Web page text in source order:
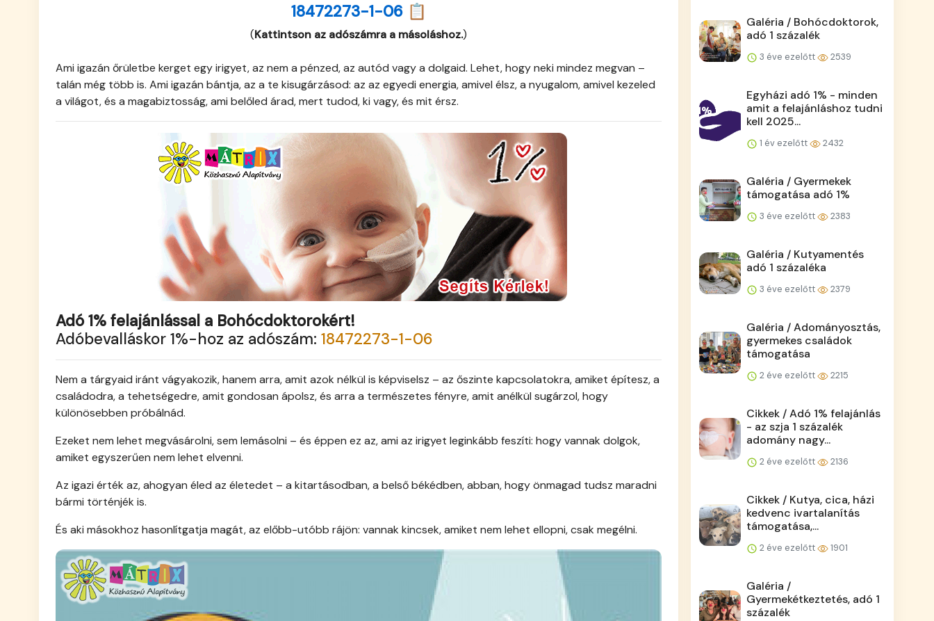
18472273-1-06 📋
(Kattintson az adószámra a másoláshoz.)
Ami igazán őrületbe kerget egy irigyet, az nem a pénzed, az autód vagy a dolgaid. Lehet, hogy neki mindez megvan –
talán még több is. Ami igazán bántja, az a te kisugárzásod: az az egyedi energia, amivel élsz, a nyugalom, amivel kezeled
a világot, és a magabiztosság, ami belőled árad, mert tudod, ki vagy, és mit érsz.
Adó 1% felajánlással a Bohócdoktorokért!
Adóbevalláskor 1%-hoz az adószám: 18472273-1-06
Nem a tárgyaid iránt vágyakozik, hanem arra, amit azok nélkül is képviselsz – az őszinte kapcsolatokra, amiket építesz, a
családodra, a tehetségedre, amit gondosan ápolsz, és arra a természetes fényre, amit anélkül sugárzol, hogy
különösebben próbálnád.
Ezeket nem lehet megvásárolni, sem lemásolni – és éppen ez az, ami az irigyet leginkább feszíti: hogy vannak dolgok,
amiket egyszerűen nem lehet elvenni.
Az igazi érték az, ahogyan éled az életedet – a kitartásodban, a belső békédben, abban, hogy önmagad tudsz maradni
bármi történjék is.
És aki másokhoz hasonlítgatja magát, az előbb-utóbb rájön: vannak kincsek, amiket nem lehet ellopni, csak megélni.
Galéria / Bohócdoktorok,
adó 1 százalék
3 éve ezelőtt 2539
Egyházi adó 1% - minden
amit a felajánláshoz tudni
kell 2025...
1 év ezelőtt 2432
Galéria / Gyermekek
támogatása adó 1%
3 éve ezelőtt 2383
Galéria / Kutyamentés
adó 1 százaléka
3 éve ezelőtt 2379
Galéria / Adományosztás,
gyermekes családok
támogatása
2 éve ezelőtt 2215
Cikkek / Adó 1% felajánlás
- az szja 1 százalék
adomány nagy...
2 éve ezelőtt 2136
Cikkek / Kutya, cica, házi
kedvenc ivartalanítás
támogatása,...
2 éve ezelőtt 1901
Galéria /
Gyermekétkeztetés, adó 1
százalék